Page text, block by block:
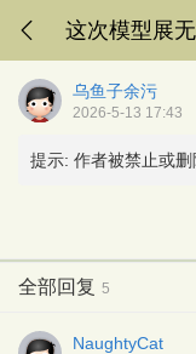
乌鱼子余污
2026-5-13 17:43
提示: 作者被禁止或
全部回复 5
NaughtyCat